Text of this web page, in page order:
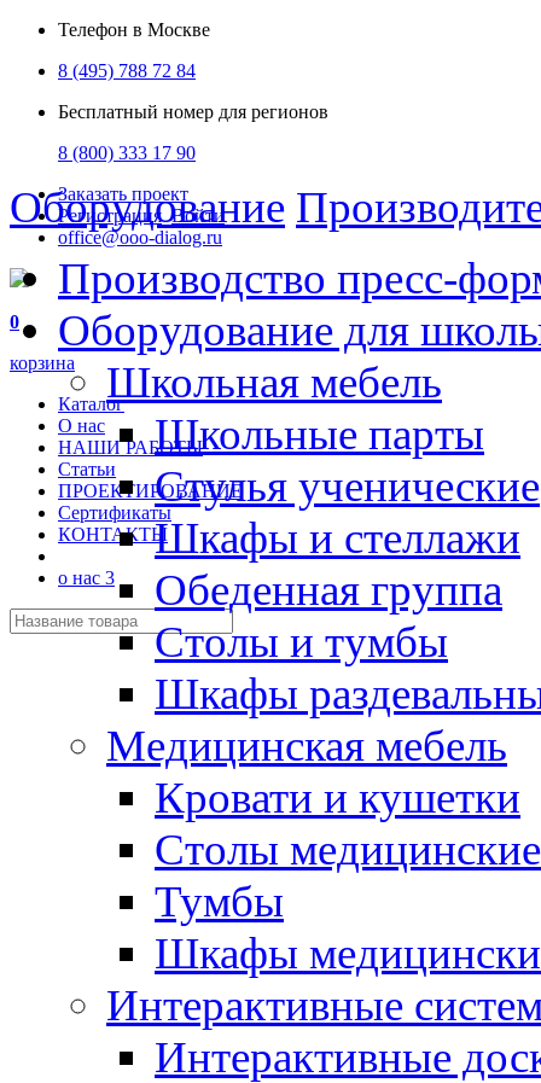
Телефон в Москве
8 (495) 788 72 84
Бесплатный номер для регионов
8 (800) 333 17 90
Заказать проект
Регистрация Войти
office@ooo-dialog.ru
0
корзина
Каталог
О нас
НАШИ РАБОТЫ
Статьи
ПРОЕКТИРОВАНИЕ
Сертификаты
КОНТАКТЫ
о нас 3
Оборудование
Производство пресс-
Оборудование для
Школьная мебель
Школьные парты
Стулья ученические
Шкафы и стеллажи
Обеденная группа
Столы и тумбы
Шкафы
Медицинская мебель
Кровати и кушетки
Столы медицинские
Тумбы
Шкафы
Интерактивные
Интерактивные